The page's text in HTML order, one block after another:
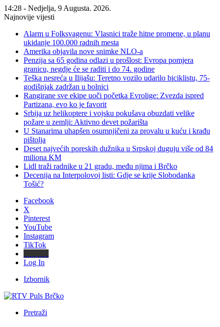
14:28 - Nedjelja, 9 Augusta. 2026.
Najnovije vijesti
Alarm u Folksvagenu: Vlasnici traže hitne promene, u planu
ukidanje 100.000 radnih mesta
Amerika objavila nove snimke NLO-a
Penzija sa 65 godina odlazi u prošlost: Evropa pomjera
granicu, negdje će se raditi i do 74. godine
Teška nesreća u Ilijašu: Teretno vozilo udarilo biciklistu, 75-
godišnjak zadržan u bolnici
Rangirane sve ekipe uoči početka Evrolige: Zvezda ispred
Partizana, evo ko je favorit
Srbija uz helikoptere i vojsku pokušava obuzdati velike
požare u zemlji: Aktivno devet požarišta
U Stanarima uhapšen osumnjičeni za provalu u kuću i krađu
pištolja
Deset najvećih poreskih dužnika u Srpskoj duguju više od 84
miliona KM
Lidl traži radnike u 21 gradu, među njima i Brčko
Decenija na Interpolovoj listi: Gdje se krije Slobodanka
Tošić?
Facebook
X
Pinterest
YouTube
Instagram
TikTok
Log In
Izbornik
Pretraži